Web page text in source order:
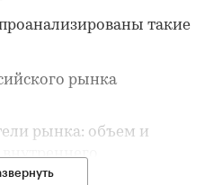
такие
рынка
рынка: объем и
и динамика объема